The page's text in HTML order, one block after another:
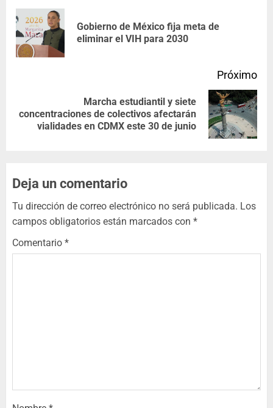
Gobierno de México fija meta de
eliminar el VIH para 2030
Próximo
Marcha estudiantil y siete
concentraciones de colectivos afectarán
vialidades en CDMX este 30 de junio
Deja un comentario
Tu dirección de correo electrónico no será publicada. Los
campos obligatorios están marcados con *
Comentario *